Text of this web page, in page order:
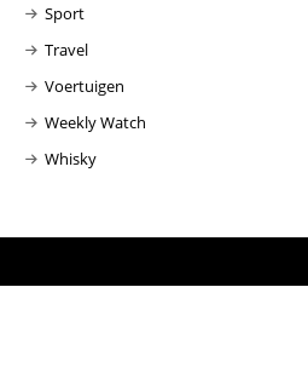
Sport
Travel
Voertuigen
Weekly Watch
Whisky